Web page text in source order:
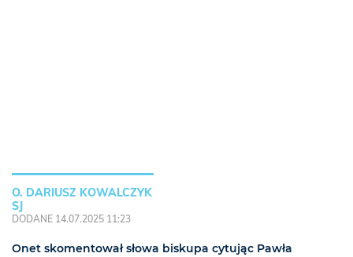
O. DARIUSZ KOWALCZYK
SJ
DODANE 14.07.2025 11:23
Onet skomentował słowa biskupa cytując Pawła